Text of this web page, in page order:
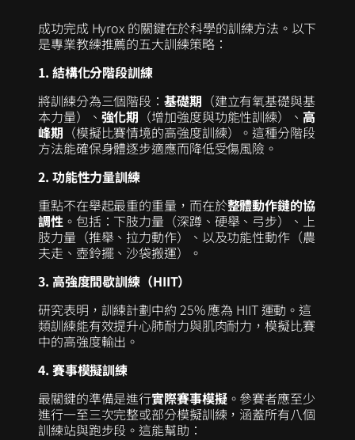
成功完成 Hyrox 的關鍵在於科學的訓練方法。以下
是專業教練推薦的五大訓練策略：
1. 結構化分階段訓練
將訓練分為三個階段： 基礎期 （建立有氧基礎與基
本力量）、 強化期 （增加強度與功能性訓練）、 高
峰期 （模擬比賽情境的高強度訓練）。這種分階段
方法能確保身體逐步適應而降低受傷風險。
2. 功能性力量訓練
重點不在舉起最重的重量，而在於整體動作鏈的協
調性 。包括：下肢力量（深蹲、硬舉、弓步）、上
肢力量（推舉、拉力動作）、以及功能性動作（農
夫走、壺鈴擺、沙袋搬運）。
3. 高強度間歇訓練（HIIT）
研究表明，訓練計劃中約 25% 應為 HIIT 運動。這
類訓練能有效提升心肺耐力與肌肉耐力，模擬比賽
中的高強度輸出。
4. 賽事模擬訓練
最關鍵的準備是進行實際賽事模擬。參賽者應至少
進行一至三次完整或部分模擬訓練，涵蓋所有八個
訓練站與跑步段。這能幫助：